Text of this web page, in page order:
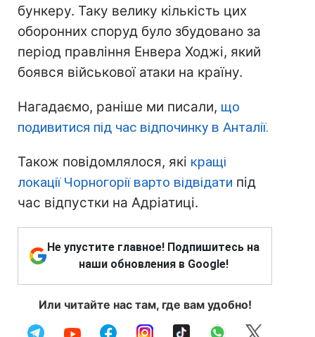
бункеру. Таку велику кількість цих
оборонних споруд було збудовано за
період правління Енвера Ходжі, який
боявся військової атаки на країну.
Нагадаємо, раніше ми писали, що
подивитися під час відпочинку в Анталії.
Також повідомлялося, які кращі
локації Чорногорії варто відвідати під
час відпустки на Адріатиці.
Не упустите главное! Подпишитесь на
наши обновления в Google!
Или читайте нас там, где вам удобно!